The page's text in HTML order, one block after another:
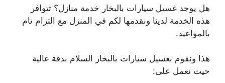
هل يوجد غسيل سيارات بالبخار خدمة منازل؟ تتوافر
هذه الخدمة لدينا ونقدمها لكم في المنزل مع التزام تام
بالمواعيد.
هذا ونقوم بغسيل سيارات بالبخار السلام بدقة عالية
حيث نعمل على: